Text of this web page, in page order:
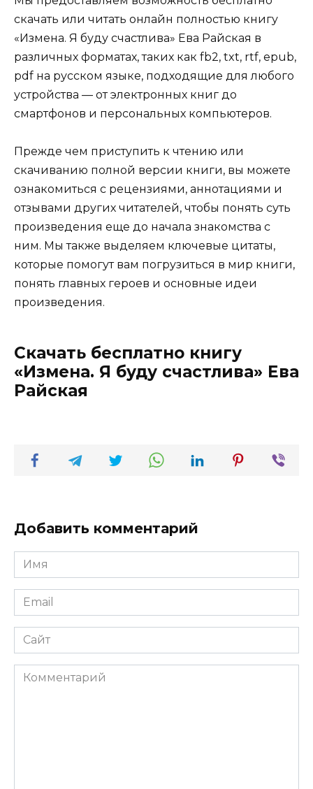
скачать или читать онлайн полностью книгу
«Измена. Я буду счастлива» Ева Райская в
различных форматах, таких как fb2, txt, rtf, epub,
pdf на русском языке, подходящие для любого
устройства — от электронных книг до
смартфонов и персональных компьютеров.
Прежде чем приступить к чтению или
скачиванию полной версии книги, вы можете
ознакомиться с рецензиями, аннотациями и
отзывами других читателей, чтобы понять суть
произведения еще до начала знакомства с
ним. Мы также выделяем ключевые цитаты,
которые помогут вам погрузиться в мир книги,
понять главных героев и основные идеи
произведения.
Скачать бесплатно книгу
«Измена. Я буду счастлива» Ева
Райская
Добавить комментарий
Имя
*
Email
*
Сайт
Комментарий